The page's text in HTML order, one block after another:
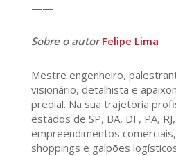
——
Sobre o autorFelipe Lima
Mestre engenheiro,
visionário, detalhista e
predial. Na sua trajetória
estados de SP, BA, DF, PA,
empreendimentos
shoppings e galpões